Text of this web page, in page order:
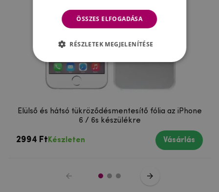
Elülső és hátsó tükröződésmentesítő fólia az iPhone
6 / 6s készülékre
2994 Ft Készleten Vásárlás
ÖSSZES ELFOGADÁSA
RÉSZLETEK MEGJELENÍTÉSE